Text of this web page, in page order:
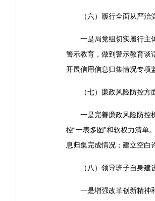
（六）履行全面从严治
一是局党组切实履行主
警示教育，做到警示教育谈
开展信用信息归集情况专项
（七）廉政风险防控方
一是完善廉政风险防控
控“一表多图”和软权力清单
息归集完成情况；建立空白
（八）领导班子自身
一是增强改革创新精神